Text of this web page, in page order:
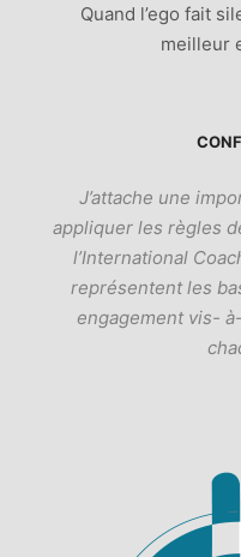
Quand l’ego fait
meilleur
J’attache une
appliquer les règles
l’International
représentent les
engagement vis-